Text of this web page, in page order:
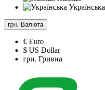
Українська
грн. Валюта
€ Euro
$ US Dollar
грн. Гривна